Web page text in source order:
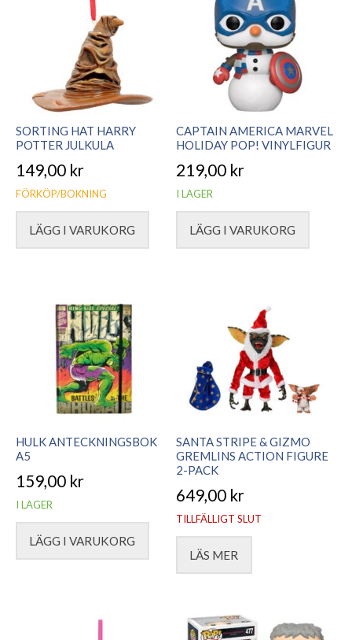
SORTING HAT HARRY
POTTER JULKULA
149,00 kr
FÖRKÖP/BOKNING
LÄGG I VARUKORG
CAPTAIN AMERICA MARVEL
HOLIDAY POP! VINYLFIGUR
219,00 kr
I LAGER
LÄGG I VARUKORG
HULK ANTECKNINGSBOK
A5
159,00 kr
I LAGER
LÄGG I VARUKORG
SANTA STRIPE & GIZMO
GREMLINS ACTION FIGURE
2-PACK
649,00 kr
TILLFÄLLIGT SLUT
LÄS MER